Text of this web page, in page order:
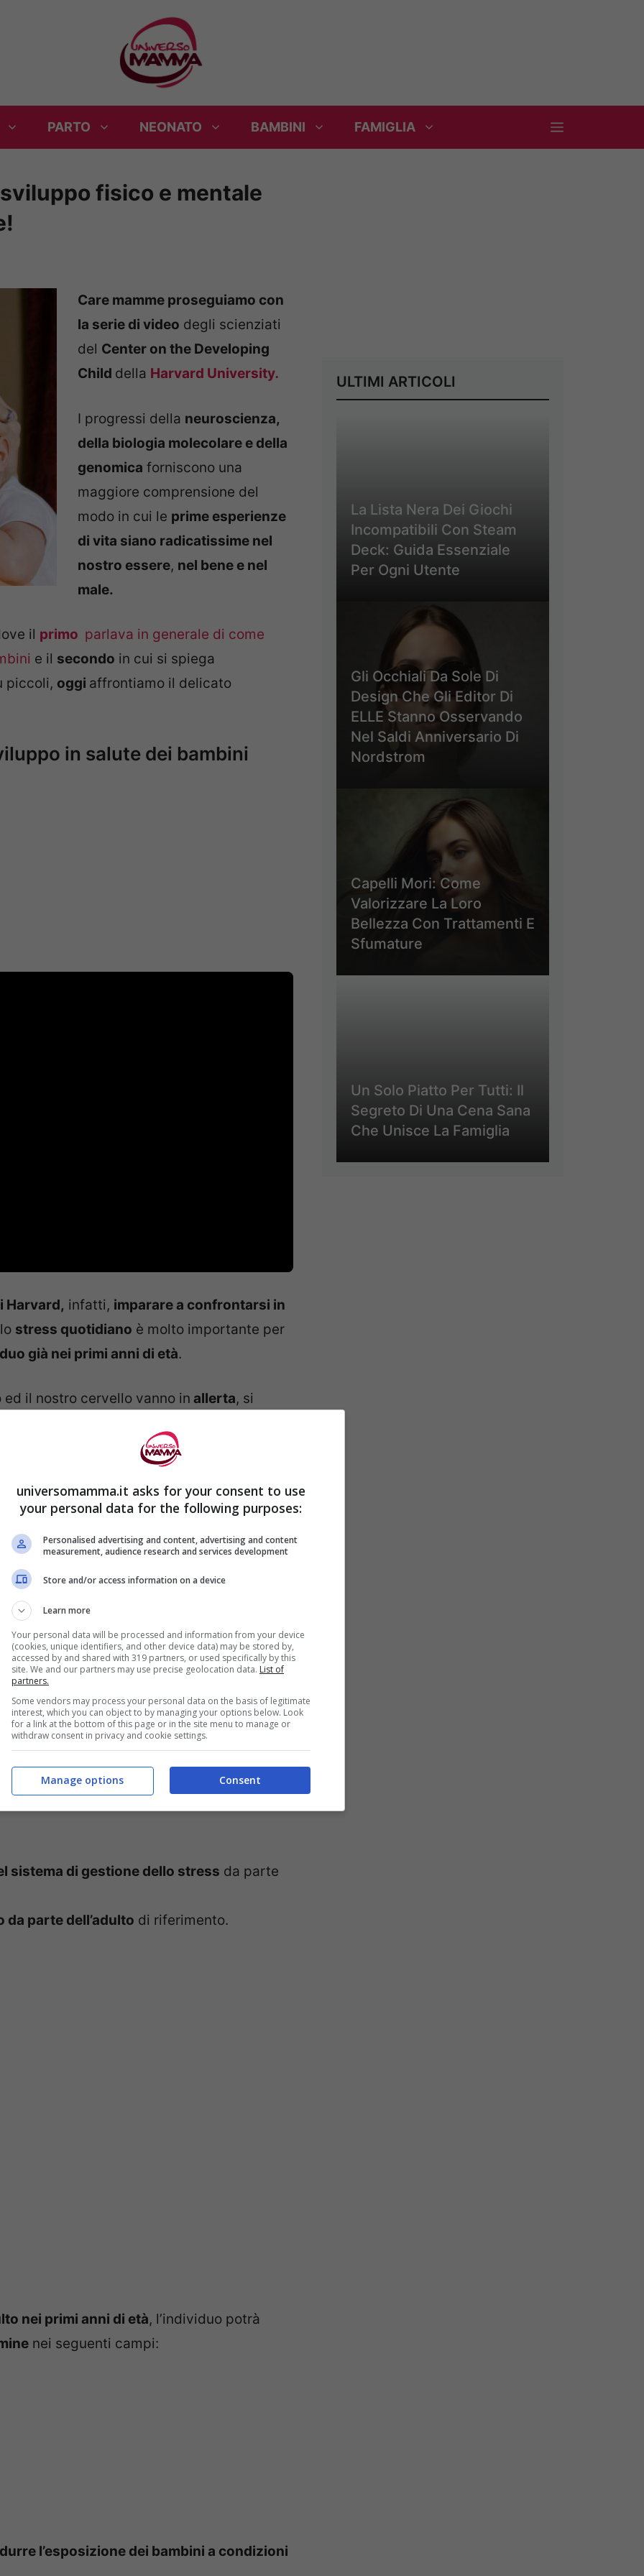
PARTO NEONATO BAMBINI FAMIGLIA
fisico e mentale
Care mamme proseguiamo con
la serie di video degli scienziati
del Center on the Developing
Child della Harvard University.
I progressi della neuroscienza,
della biologia molecolare e della
genomica forniscono una
maggiore comprensione del
modo in cui le prime esperienze
di vita siano radicatissime nel
nostro essere, nel bene e nel
male.
il primo parlava in generale di come
e il secondo in cui si spiega
piccoli, oggi affrontiamo il delicato
in salute dei bambini
Harvard, infatti, imparare a confrontarsi in
stress quotidiano è molto importante per
già nei primi anni di età.
ed il nostro cervello vanno in allerta, si
tipi di risposte allo stress:
se propostoa piccole dosifa sì che il
le situazioni di difficoltà. E’ necessario
subito dopo da un adulto,
o che il
vengaeliminato dopo poco tempo
i sistemi di allarme del corpo si attivano
e di più lunga durata, come ad
cara, un disastro naturale, o un
è limitata nel tempo
il bambino adattarsi, il cervello e altri
dannosi.
sistema di gestione dello stress da parte
parte dell’adulto di riferimento.
nei primi anni di età, l’individuo potrà
nei seguenti campi:
l’esposizione dei bambini a condizioni
ULTIMI ARTICOLI
La Lista Nera Dei Giochi
Incompatibili Con Steam
Deck: Guida Essenziale
Per Ogni Utente
Gli Occhiali Da Sole Di
Design Che Gli Editor Di
ELLE Stanno Osservando
Nel Saldi Anniversario Di
Nordstrom
Capelli Mori: Come
Valorizzare La Loro
Bellezza Con Trattamenti E
Sfumature
Un Solo Piatto Per Tutti: Il
Segreto Di Una Cena Sana
Che Unisce La Famiglia
universomamma.it asks for your consent to use
your personal data for the following purposes:
Personalised advertising and content, advertising and content
measurement, audience research and services development
Store and/or access information on a device
Learn more
Your personal data will be processed and information from your device
(cookies, unique identifiers, and other device data) may be stored by,
accessed by and shared with 319 partners, or used specifically by this
site. We and our partners may use precise geolocation data. List of
partners.
Some vendors may process your personal data on the basis of legitimate
interest, which you can object to by managing your options below. Look
for a link at the bottom of this page or in the site menu to manage or
withdraw consent in privacy and cookie settings.
Consent
Manage options